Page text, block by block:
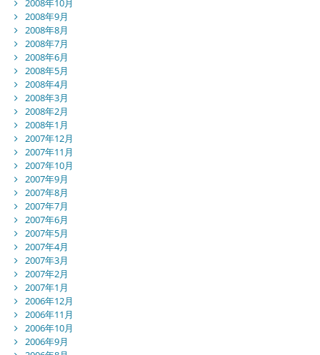
2008年9月
2008年8月
2008年7月
2008年6月
2008年5月
2008年4月
2008年3月
2008年2月
2008年1月
2007年12月
2007年11月
2007年10月
2007年9月
2007年8月
2007年7月
2007年6月
2007年5月
2007年4月
2007年3月
2007年2月
2007年1月
2006年12月
2006年11月
2006年10月
2006年9月